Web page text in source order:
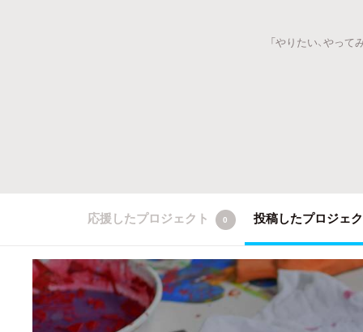
「やりたい、やっ
応援したプロジェクト 0 投稿したプロジェ